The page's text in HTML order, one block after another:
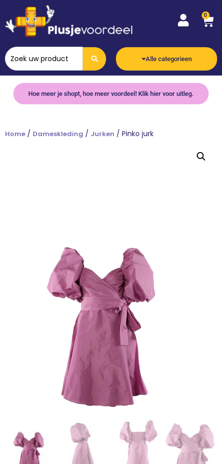
0
Alle categorieen
Hoe meer je shopt, hoe meer voordeel! Klik hier voor uitleg.
Home / Dameskleding / Jurken / Pinko jurk